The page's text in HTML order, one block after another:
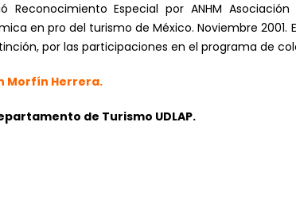
Reconocimiento Especial por ANHM
pro del turismo de México. Noviembre 2001. El
por las participaciones en el programa de
Morfín Herrera.
de Turismo UDLAP.